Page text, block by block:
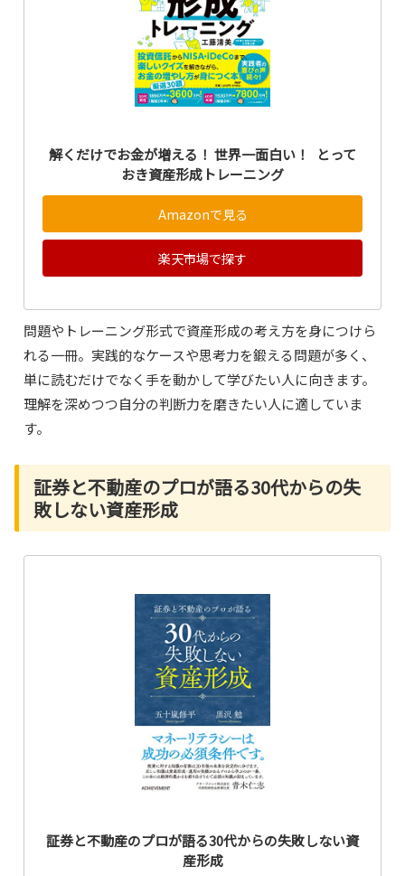
解くだけでお金が増える！ 世界一面白い！ とって
おき資産形成トレーニング
Amazonで見る
楽天市場で探す
問題やトレーニング形式で資産形成の考え方を身につけら
れる一冊。実践的なケースや思考力を鍛える問題が多く、
単に読むだけでなく手を動かして学びたい人に向きます。
理解を深めつつ自分の判断力を磨きたい人に適していま
す。
証券と不動産のプロが語る30代からの失
敗しない資産形成
証券と不動産のプロが語る30代からの失敗しない資
産形成